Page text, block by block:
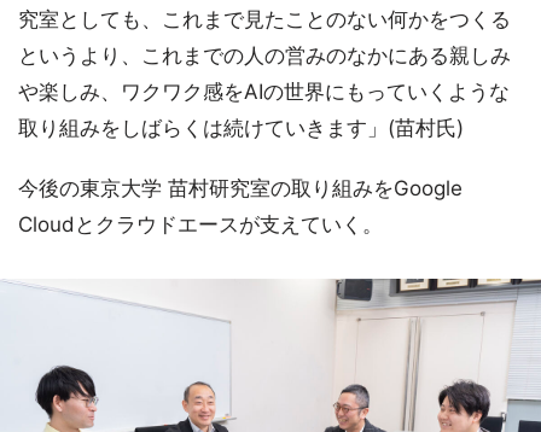
究室としても、これまで見たことのない何かをつくる
というより、これまでの人の営みのなかにある親しみ
や楽しみ、ワクワク感をAIの世界にもっていくような
取り組みをしばらくは続けていきます」(苗村氏)
今後の東京大学 苗村研究室の取り組みをGoogle
Cloudとクラウドエースが支えていく。